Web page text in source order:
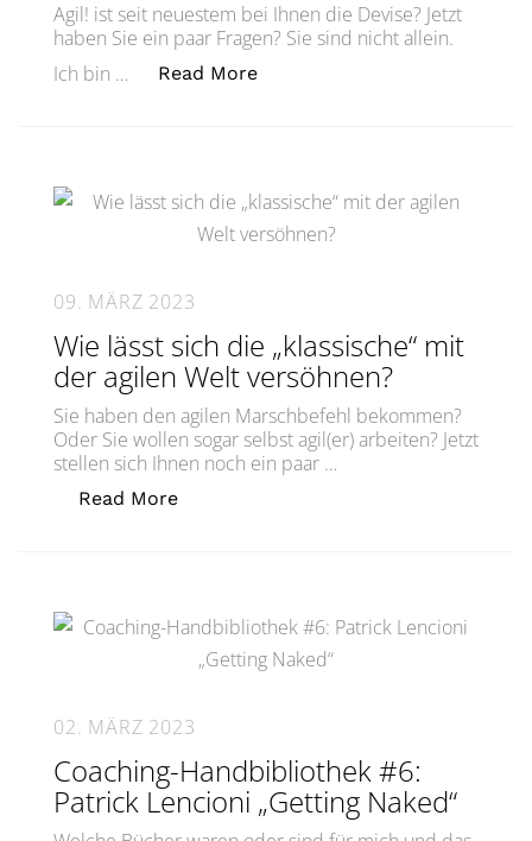
Agil! ist seit neuestem bei Ihnen die Devise? Jetzt
haben Sie ein paar Fragen? Sie sind nicht allein.
Ich bin …
Read More„Agilität verändert die
09. MÄRZ 2023
Wie lässt sich die „klassische“ mit
der agilen Welt versöhnen?
Sie haben den agilen Marschbefehl bekommen?
Oder Sie wollen sogar selbst agil(er) arbeiten? Jetzt
stellen sich Ihnen noch ein paar …
Read More„Wie lässt sich die „klassische“ mit
02. MÄRZ 2023
Coaching-Handbibliothek #6:
Patrick Lencioni „Getting Naked“